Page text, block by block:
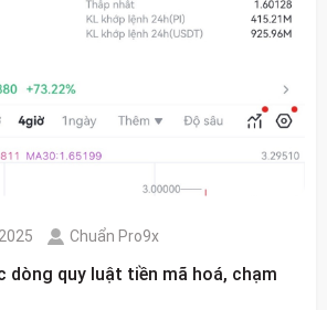
Chuẩn Pro9x
dòng quy luật tiền mã hoá, chạm